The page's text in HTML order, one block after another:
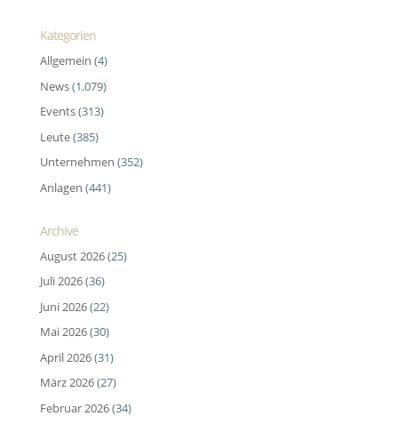
Kategorien
Allgemein (4)
News(1.079)
Events(313)
Leute(385)
Unternehmen (352)
Anlagen (441)
Archive
August 2026(25)
Juli 2026(36)
Juni 2026(22)
Mai 2026(30)
April 2026(31)
März 2026(27)
Februar 2026(34)